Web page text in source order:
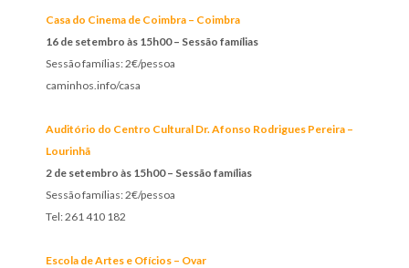
Casa do Cinema de Coimbra – Coimbra
16 de setembro às 15h00 – Sessão famílias
Sessão famílias: 2€/pessoa
caminhos.info/casa
Auditório do Centro Cultural Dr. Afonso Rodrigues Pereira –
Lourinhã
2 de setembro às 15h00 – Sessão famílias
Sessão famílias: 2€/pessoa
Tel: 261 410 182
Escola de Artes e Ofícios – Ovar